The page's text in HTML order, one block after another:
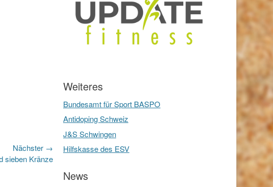
Nächster →
sieben Kränze
Weiteres
Bundesamt für Sport BASPO
Antidoping Schweiz
J&S Schwingen
Hilfskasse des ESV
News